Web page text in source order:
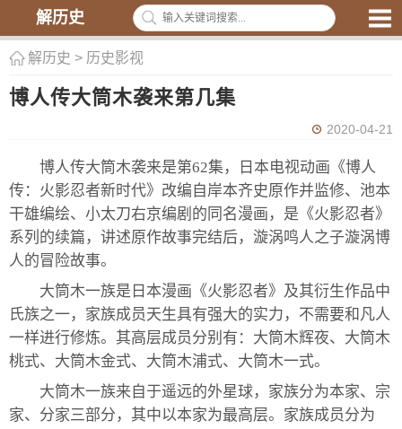
解历史
解历史 > 历史影视
博人传大筒木袭来第几集
2020-04-21
博人传大筒木袭来是第62集，日本电视动画《博人
传：火影忍者新时代》改编自岸本齐史原作并监修、池本
干雄编绘、小太刀右京编剧的同名漫画，是《火影忍者》
系列的续篇，讲述原作故事完结后，漩涡鸣人之子漩涡博
人的冒险故事。
大筒木一族是日本漫画《火影忍者》及其衍生作品中
氏族之一，家族成员天生具有强大的实力，不需要和凡人
一样进行修炼。其高层成员分别有：大筒木辉夜、大筒木
桃式、大筒木金式、大筒木浦式、大筒木一式。
大筒木一族来自于遥远的外星球，家族分为本家、宗
家、分家三部分，其中以本家为最高层。家族成员分为